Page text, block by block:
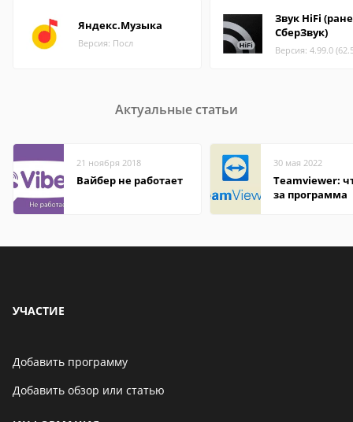
Яндекс.Музыка
Версия: Посл
Звук HiFi
СберЗвук)
Версия: 4.99.0
Актуальные статьи
21 ноября 2018
Вайбер не работает
30 мая 2022
Teamviewer:
за программа
УЧАСТИЕ
Добавить программу
Добавить обзор или статью